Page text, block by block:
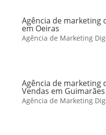
Agência de marketing
em Oeiras
Agência de Marketing
Agência de marketing
Vendas em Guimarães
Agência de Marketing